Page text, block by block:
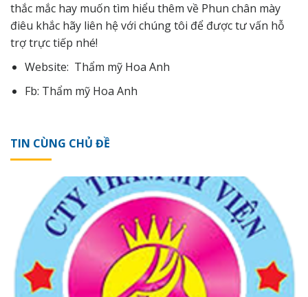
thắc mắc hay muốn tìm hiểu thêm về Phun chân mày
điêu khắc hãy liên hệvới chúng tôi để được tư vấn hỗ
trợ trực tiếp nhé!
Website: Thẩm mỹ Hoa Anh
Fb: Thẩm mỹ Hoa Anh
TIN CÙNG CHỦ ĐỀ